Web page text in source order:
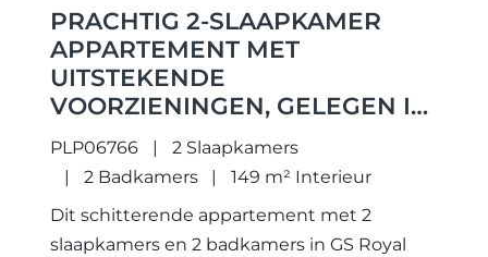
PRACHTIG 2-SLAAPKAMER
APPARTEMENT MET
UITSTEKENDE
VOORZIENINGEN, GELEGEN IN
HET EXCLUSIEVE RIO REAL,
MARBELLA OOST.
PLP06766
2 Slaapkamers
2 Badkamers
149 m² Interieur
Dit schitterende appartement met 2
slaapkamers en 2 badkamers in GS Royal